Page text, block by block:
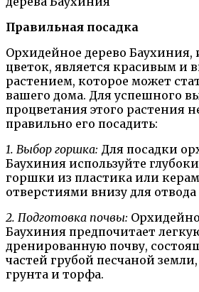
Правильная посадка
Орхидейное дерево
цветок, является красивым и
растением, которое может
вашего дома. Для успешного
процветания этого растения
правильно его посадить:
1. Выбор горшка: Для посадки
Баухиния используйте
горшки из пластика или
отверстиями внизу для
2. Подготовка почвы:
Баухиния предпочитает
дренированную почву,
частей грубой песчаной
грунта и торфа.